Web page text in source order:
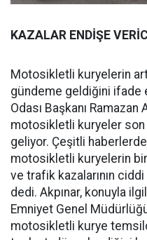
KAZALAR ENDİŞE
Motosikletli kuryelerin
gündeme geldiğini ifade
Odası Başkanı Ramazan
motosikletli kuryeler son
geliyor. Çeşitli haberlerde
motosikletli kuryelerin
ve trafik kazalarının
dedi. Akpınar, konuyla
Emniyet Genel
motosikletli kurye